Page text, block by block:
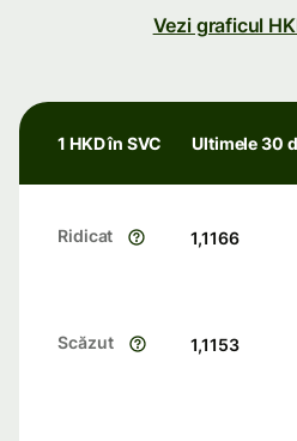
Vezi graficul
1 HKD în SVC Ultimele 30
Ridicat 1,1166
Scăzut 1,1153